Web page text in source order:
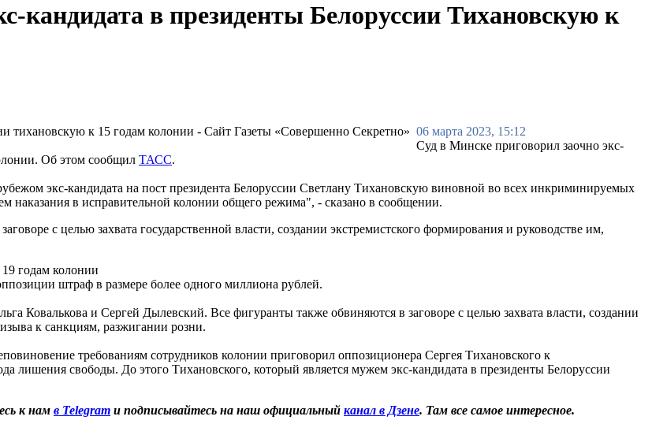
кандидата в президенты Белоруссии Тихановскую к
06 марта 2023, 15:12
Суд в Минске приговорил заочно экс-
Об этом сообщил ТАСС.
экс-кандидата на пост президента Белоруссии Светлану Тихановскую виновной во всех инкриминируемых
наказания в исправительной колонии общего режима", - сказано в сообщении.
с целью захвата государственной власти, создании экстремистского формирования и руководстве им,
годам колонии
штраф в размере более одного миллиона рублей.
Ковалькова и Сергей Дылевский. Все фигуранты также обвиняются в заговоре с целью захвата власти, создании
к санкциям, разжигании розни.
требованиям сотрудников колонии приговорил оппозиционера Сергея Тихановского к
лишения свободы. До этого Тихановского, который является мужем экс-кандидата в президенты Белоруссии
к нам в Telegram и подписывайтесь на наш официальный канал в Дзене. Там все самое интересное.